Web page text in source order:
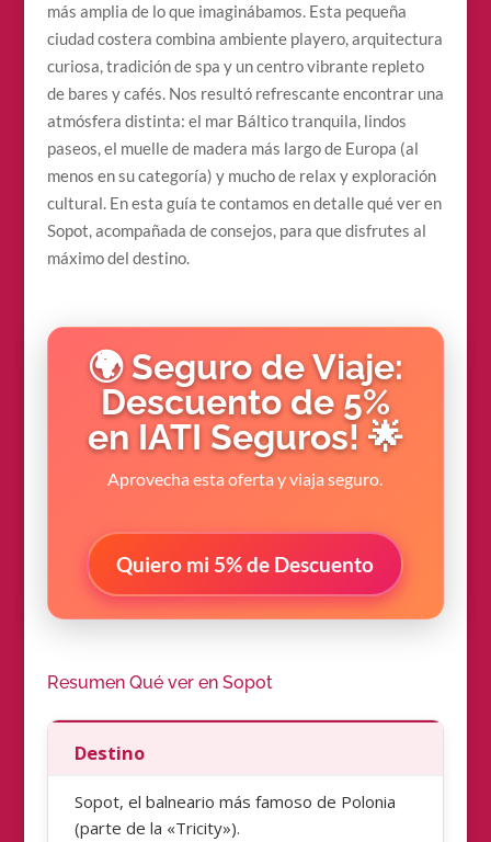
más amplia de lo que imaginábamos. Esta pequeña
ciudad costera combina ambiente playero, arquitectura
curiosa, tradición de spa y un centro vibrante repleto
de bares y cafés. Nos resultó refrescante encontrar una
atmósfera distinta: el mar Báltico tranquila, lindos
paseos, el muelle de madera más largo de Europa (al
menos en su categoría) y mucho de relax y exploración
cultural. En esta guía te contamos en detalle qué ver en
Sopot, acompañada de consejos, para que disfrutes al
máximo del destino.
🌍 Seguro de Viaje:
Descuento de 5%
en IATI Seguros! 🌟
Aprovecha esta oferta y viaja seguro.
Quiero mi 5% de Descuento
Resumen Qué ver en Sopot
Destino
Sopot, el balneario más famoso de Polonia
(parte de la «Tricity»).